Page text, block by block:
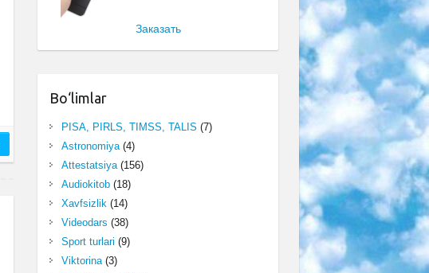
Заказать
Bo‘limlar
PISA, PIRLS, TIMSS, TALIS (7)
Astronomiya(4)
Attestatsiya(156)
Audiokitob(18)
Xavfsizlik(14)
Videodars (38)
Sport turlari (9)
Viktorina(3)